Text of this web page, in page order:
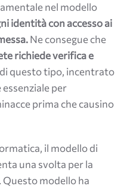
nel modello
identità con accesso ai
Ne consegue che
richiede verifica e
questo tipo, incentrato
per
prima che causino
il modello di
una svolta per la
modello ha